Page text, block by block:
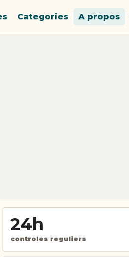
Categories A propos
24h
controles reguliers